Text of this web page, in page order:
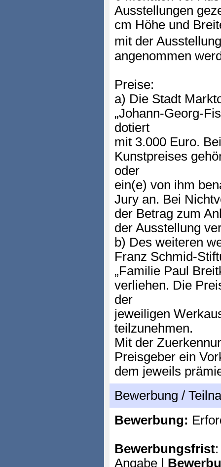
Ausstellungen
cm Höhe und
mit der
angenommen
Preise:
a) Die Stadt
„Johann-Georg-
dotiert
mit 3.000 Euro.
Kunstpreises
oder
ein(e) von ihm
Jury an. Bei
der Betrag zum
der Ausstellung
b) Des weiteren
Franz Schmid-
„Familie Paul
verliehen. Die
der
jeweiligen
teilzunehmen.
Mit der
Preisgeber ein
dem jeweils
Bewerbung /
Bewerbung:
Bewerbungsfrist
Angabe |